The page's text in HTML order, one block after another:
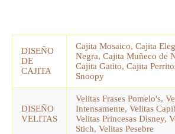
DISEÑO
DE
CAJITA
Cajita Mosaico, Cajita
Negra, Cajita Muñeco de
Cajita Gatito, Cajita
Snoopy
DISEÑO
VELITAS
Velitas Frases Pomelo's,
Intensamente, Velitas
Velitas Princesas Disney,
Stich, Velitas Pesebre